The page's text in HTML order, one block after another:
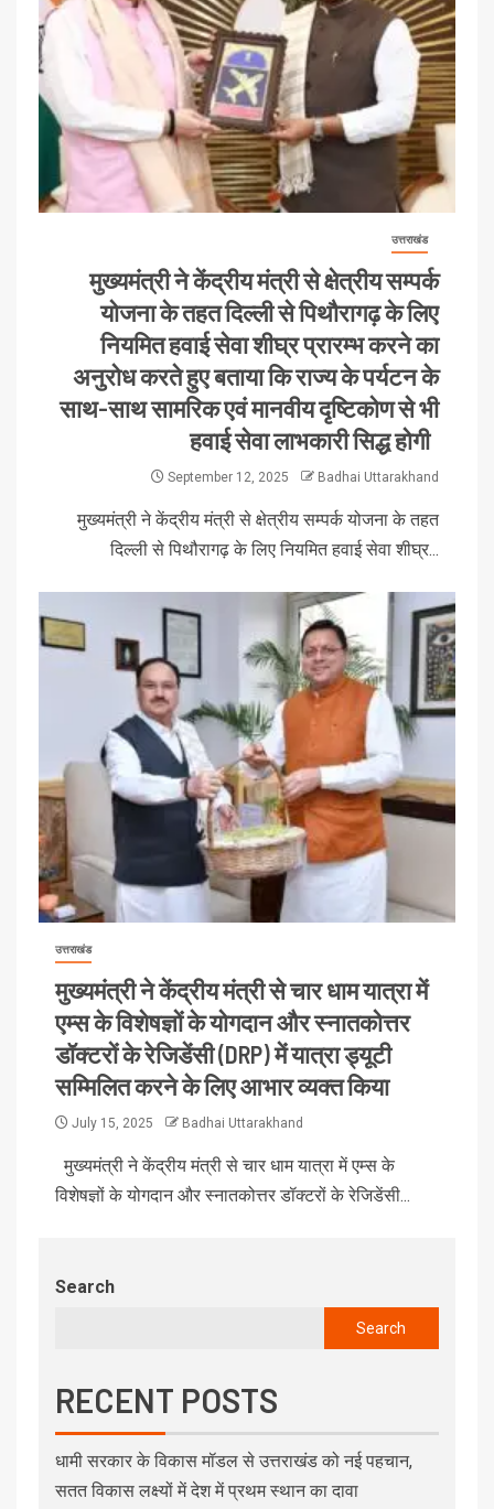
उत्तराखंड
मुख्यमंत्री ने केंद्रीय मंत्री से क्षेत्रीय सम्पर्क
योजना के तहत दिल्ली से पिथौरागढ़ के लिए
नियमित हवाई सेवा शीघ्र प्रारम्भ करने का
अनुरोध करते हुए बताया कि राज्य के पर्यटन के
साथ-साथ सामरिक एवं मानवीय दृष्टिकोण से भी
हवाई सेवा लाभकारी सिद्ध होगी
September 12, 2025 Badhai Uttarakhand
मुख्यमंत्री ने केंद्रीय मंत्री से क्षेत्रीय सम्पर्क योजना के तहत
दिल्ली से पिथौरागढ़ के लिए नियमित हवाई सेवा शीघ्र...
उत्तराखंड
मुख्यमंत्री ने केंद्रीय मंत्री से चार धाम यात्रा में
एम्स के विशेषज्ञों के योगदान और स्नातकोत्तर
डॉक्टरों के रेजिडेंसी (DRP) में यात्रा ड्यूटी
सम्मिलित करने के लिए आभार व्यक्त किया
July 15, 2025 Badhai Uttarakhand
मुख्यमंत्री ने केंद्रीय मंत्री से चार धाम यात्रा में एम्स के
विशेषज्ञों के योगदान और स्नातकोत्तर डॉक्टरों के रेजिडेंसी...
Search
Search
RECENT POSTS
धामी सरकार के विकास मॉडल से उत्तराखंड को नई पहचान,
सतत विकास लक्ष्यों में देश में प्रथम स्थान का दावा